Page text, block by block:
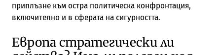
приплъзне към остра политическа конфронтация,
включително и в сферата на сигурността.
Европа стратегически ли